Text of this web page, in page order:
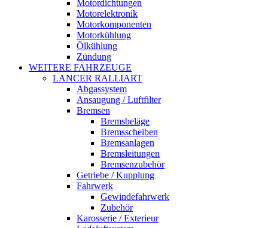
Motordichtungen
Motorelektronik
Motorkomponenten
Motorkühlung
Ölkühlung
Zündung
WEITERE FAHRZEUGE
LANCER RALLIART
Abgassystem
Ansaugung / Luftfilter
Bremsen
Bremsbeläge
Bremsscheiben
Bremsanlagen
Bremsleitungen
Bremsenzubehör
Getriebe / Kupplung
Fahrwerk
Gewindefahrwerk
Zubehör
Karosserie / Exterieur